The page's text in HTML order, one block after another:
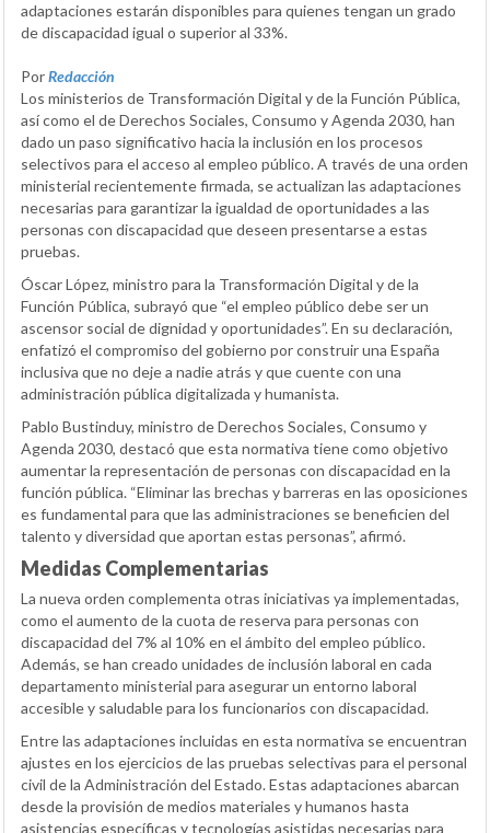
adaptaciones estarán disponibles para quienes tengan un grado
de discapacidad igual o superior al 33%.
PorRedacción
Los ministerios de Transformación Digital y de la Función Pública,
así como el de Derechos Sociales, Consumo y Agenda 2030, han
dado un paso significativo hacia la inclusión en los procesos
selectivos para el acceso al empleo público. A través de una orden
ministerial recientemente firmada, se actualizan las adaptaciones
necesarias para garantizar la igualdad de oportunidades a las
personas con discapacidad que deseen presentarse a estas
pruebas.
Óscar López, ministro para la Transformación Digital y de la
Función Pública, subrayó que “el empleo público debe ser un
ascensor social de dignidad y oportunidades”. En su declaración,
enfatizó el compromiso del gobierno por construir una España
inclusiva que no deje a nadie atrás y que cuente con una
administración pública digitalizada y humanista.
Pablo Bustinduy, ministro de Derechos Sociales, Consumo y
Agenda 2030, destacó que esta normativa tiene como objetivo
aumentar la representación de personas con discapacidad en la
función pública. “Eliminar las brechas y barreras en las oposiciones
es fundamental para que las administraciones se beneficien del
talento y diversidad que aportan estas personas”, afirmó.
Medidas Complementarias
La nueva orden complementa otras iniciativas ya implementadas,
como el aumento de la cuota de reserva para personas con
discapacidad del 7% al 10% en el ámbito del empleo público.
Además, se han creado unidades de inclusión laboral en cada
departamento ministerial para asegurar un entorno laboral
accesible y saludable para los funcionarios con discapacidad.
Entre las adaptaciones incluidas en esta normativa se encuentran
ajustes en los ejercicios de las pruebas selectivas para el personal
civil de la Administración del Estado. Estas adaptaciones abarcan
desde la provisión de medios materiales y humanos hasta
asistencias específicas y tecnologías asistidas necesarias para